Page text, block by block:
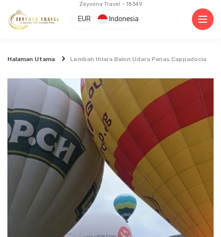
Zeyvona Travel - 18349
EUR Indonesia
Halaman Utama Lembah Ihlara Balon Udara Panas Cappadocia